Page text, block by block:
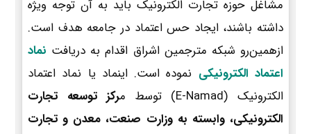
مشاغل حوزه تجارت الکترونیک باید به آن توجه ویژه
داشته باشند، ایجاد حس اعتماد در جامعه هدف است.
ازهمین‌رو شبکه مترجمین اشراق اقدام به دریافت نماد
اعتماد الکترونیکی نموده است. اینماد یا نماد اعتماد
الکترونیک (E-Namad) توسط م
رکز توسعه تجارت
الکترونیکی، وابسته به وزارت صنعت، معدن و تجارت